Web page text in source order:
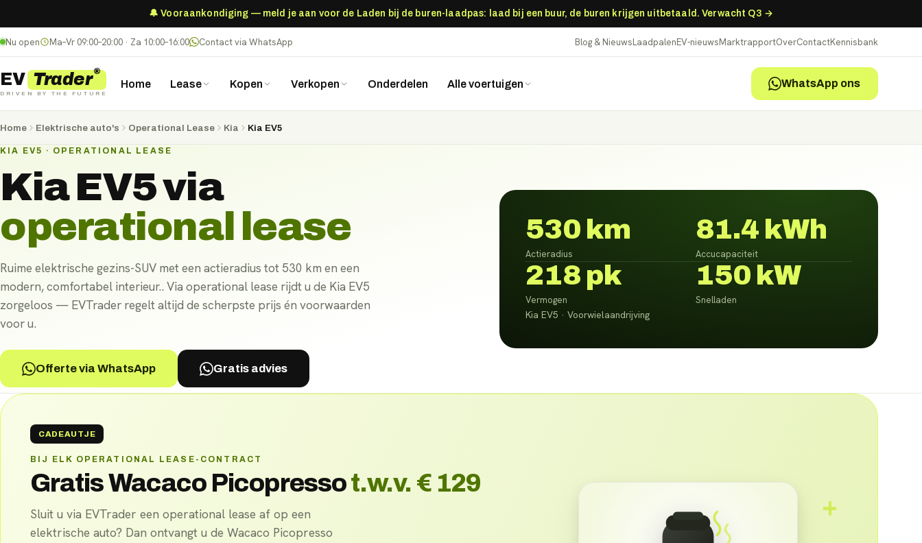
🔔 Vooraankondiging — meld je aan voor de Laden bij de buren-laadpas: laad bij een buur, de buren krijgen uitbetaald. Verwacht Q3 →
Nu open Ma–Vr 09:00–20:00 · Za 10:00–16:00 Contact via WhatsApp Blog & NieuwsLaadpalenEV-nieuwsMarktrapportOverContactKennisbank
EV Trader®
DRIVEN BY THE FUTURE
Home Lease Kopen Verkopen Onderdelen Alle voertuigen WhatsApp ons
Home Elektrische auto's Operational Lease Kia Kia EV5
KIA EV5 · OPERATIONAL LEASE
Kia EV5via
operational lease
Ruime elektrische gezins-SUV met een actieradius tot 530 km en een
modern, comfortabel interieur.. Via operational lease rijdt u de Kia EV5
zorgeloos — EVTrader regelt altijd de scherpste prijs én voorwaarden
voor u.
Offerte via WhatsApp Gratis advies
530 km
Actieradius
81.4 kWh
Accucapaciteit
218 pk
Vermogen
150 kW
Snelladen
Kia EV5 · Voorwielaandrijving
CADEAUTJE
BIJ ELK OPERATIONAL LEASE-CONTRACT
Gratis Wacaco Picopressot.w.v. € 129
Sluit u via EVTrader een operational lease af op een
elektrische auto? Dan ontvangt u de Wacaco Picopresso
+